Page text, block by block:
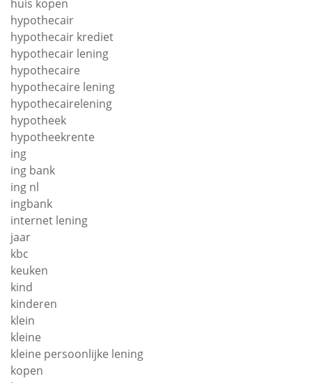
huis kopen
hypothecair
hypothecair krediet
hypothecair lening
hypothecaire
hypothecaire lening
hypothecairelening
hypotheek
hypotheekrente
ing
ing bank
ing nl
ingbank
internet lening
jaar
kbc
keuken
kind
kinderen
klein
kleine
kleine persoonlijke lening
kopen